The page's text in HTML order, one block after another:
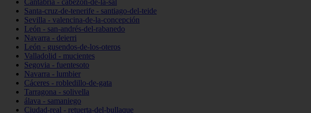
Cantabria - cabezón-de-la-sal
Santa-cruz-de-tenerife - santiago-del-teide
Sevilla - valencina-de-la-concepción
León - san-andrés-del-rabanedo
Navarra - deierri
León - gusendos-de-los-oteros
Valladolid - mucientes
Segovia - fuentesoto
Navarra - lumbier
Cáceres - robledillo-de-gata
Tarragona - solivella
álava - samaniego
Ciudad-real - retuerta-del-bullaque